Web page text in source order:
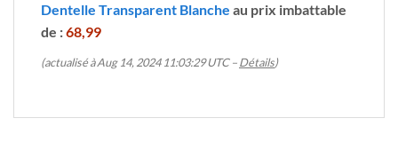
Dentelle Transparent Blanche au prix imbattable
de :68,99
(actualisé à Aug 14, 2024 11:03:29 UTC –Détails)